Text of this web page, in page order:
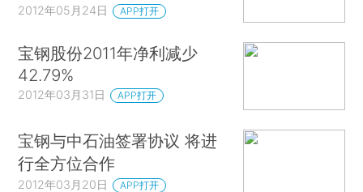
2012年05月24日 APP打开
宝钢股份2011年净利减少
42.79%
2012年03月31日 APP打开
宝钢与中石油签署协议 将进
行全方位合作
2012年03月20日 APP打开